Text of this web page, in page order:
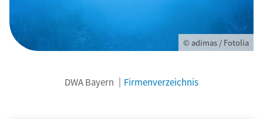
© adimas / Fotolia
DWA Bayern Firmenverzeichnis